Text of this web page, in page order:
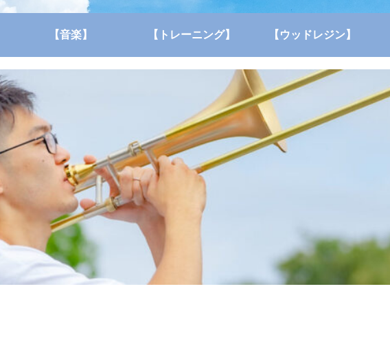
【音楽】 【トレーニング】 【ウッドレジン】